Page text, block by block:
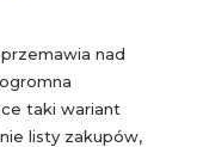
nad
taki wariant
listy zakupów,